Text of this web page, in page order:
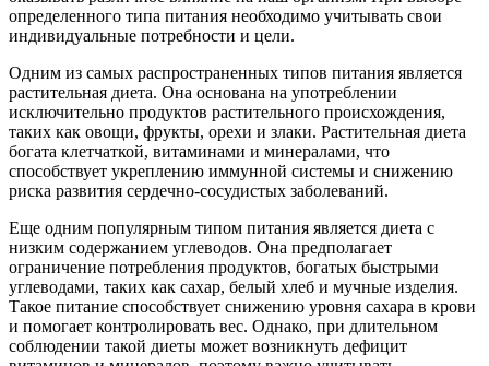
определенного типа питания необходимо учитывать свои
индивидуальные потребности и цели.
Одним из самых распространенных типов питания является
растительная диета. Она основана на употреблении
исключительно продуктов растительного происхождения,
таких как овощи, фрукты, орехи и злаки. Растительная диета
богата клетчаткой, витаминами и минералами, что
способствует укреплению иммунной системы и снижению
риска развития сердечно-сосудистых заболеваний.
Еще одним популярным типом питания является диета с
низким содержанием углеводов. Она предполагает
ограничение потребления продуктов, богатых быстрыми
углеводами, таких как сахар, белый хлеб и мучные изделия.
Такое питание способствует снижению уровня сахара в крови
и помогает контролировать вес. Однако, при длительном
соблюдении такой диеты может возникнуть дефицит